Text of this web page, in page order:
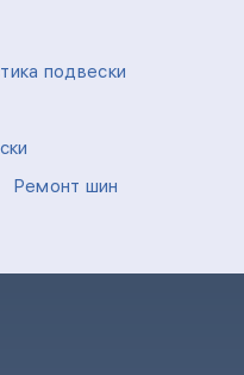
подвески
Ремонт шин